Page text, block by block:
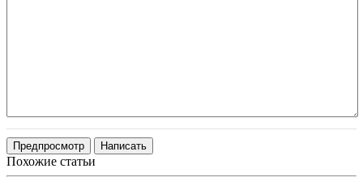
Похожие статьи